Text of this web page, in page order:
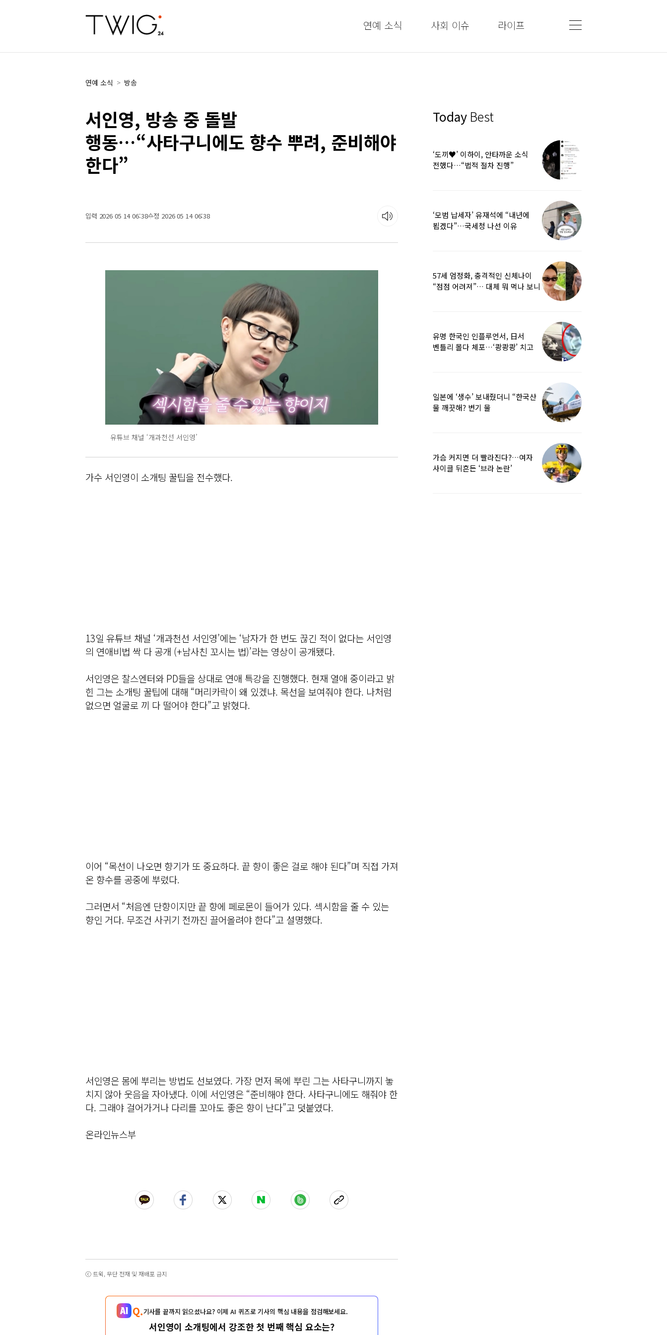
연예 소식 사회 이슈 라이프
연예 소식 > 방송
서인영, 방송 중 돌발
행동…“사타구니에도 향수 뿌려, 준비해야
한다”
입력 2026 05 14 06:38수정 2026 05 14 06:38
유튜브 채널 ‘개과천선 서인영’
가수 서인영이 소개팅 꿀팁을 전수했다.
13일 유튜브 채널 ‘개과천선 서인영’에는 ‘남자가 한 번도 끊긴 적이 없다는 서인영
의 연애비법 싹 다 공개 (+남사친 꼬시는 법)’라는 영상이 공개됐다.
서인영은 찰스엔터와 PD들을 상대로 연애 특강을 진행했다. 현재 열애 중이라고 밝
힌 그는 소개팅 꿀팁에 대해 “머리카락이 왜 있겠냐. 목선을 보여줘야 한다. 나처럼
없으면 얼굴로 끼 다 떨어야 한다”고 밝혔다.
이어 “목선이 나오면 향기가 또 중요하다. 끝 향이 좋은 걸로 해야 된다”며 직접 가져
온 향수를 공중에 뿌렸다.
그러면서 “처음엔 단향이지만 끝 향에 페로몬이 들어가 있다. 섹시함을 줄 수 있는
향인 거다. 무조건 사귀기 전까진 끌어올려야 한다”고 설명했다.
서인영은 몸에 뿌리는 방법도 선보였다. 가장 먼저 목에 뿌린 그는 사타구니까지 놓
치지 않아 웃음을 자아냈다. 이에 서인영은 “준비해야 한다. 사타구니에도 해줘야 한
다. 그래야 걸어가거나 다리를 꼬아도 좋은 향이 난다”고 덧붙였다.
온라인뉴스부
ⓒ 트윅, 무단 전재 및 재배포 금지
Q.기사를 끝까지 읽으셨나요? 이제 AI 퀴즈로 기사의 핵심 내용을 점검해보세요.
서인영이 소개팅에서 강조한 첫 번째 핵심 요소는?
Today Best
‘도끼♥’ 이하이, 안타까운 소식
전했다…“법적 절차 진행”
‘모범 납세자’ 유재석에 “내년에
뵙겠다”…국세청 나선 이유
57세 엄정화, 충격적인 신체나이
“점점 어려져”… 대체 뭐 먹나 보니
유명 한국인 인플루언서, 日서
벤틀리 몰다 체포…‘쾅쾅쾅’ 치고
일본에 ‘생수’ 보내줬더니 “한국산
물 깨끗해? 변기 물
가슴 커지면 더 빨라진다?…여자
사이클 뒤흔든 ‘브라 논란’